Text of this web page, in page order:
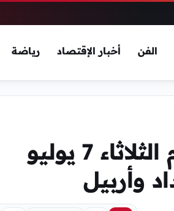
الفن أخبار الإقتصاد رياضة
أسعار الذهب في العراق اليوم الثلاثاء 7 يوليو